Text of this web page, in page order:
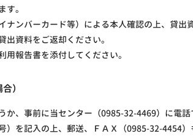
。
ナンバーカード等）による本人確認の上、貸出
資料をご返却ください。
報告書を添付してください。
）
か、事前に当センター（0985-32-4469）に電話
）を記入の上、郵送、ＦＡＸ（0985-32-4454